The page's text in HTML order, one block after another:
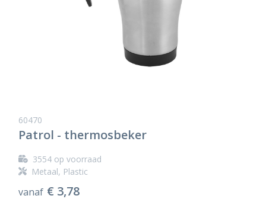
60470
Patrol - thermosbeker
3554op voorraad
Metaal, Plastic
vanaf € 3,78